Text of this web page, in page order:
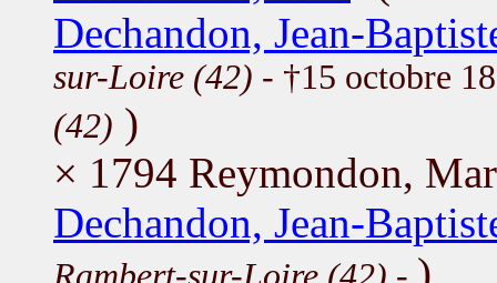
Dechandon, Jean-
sur-Loire (42) - †15 octobre
(42) )
× 1794 Reymondon,
Dechandon, Jean-
)